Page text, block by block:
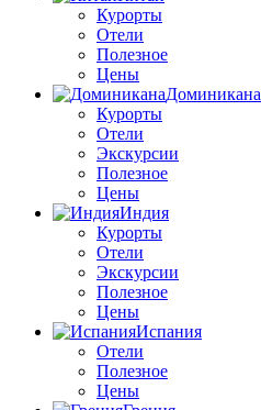
Курорты
Отели
Полезное
Цены
Доминикана
Курорты
Отели
Экскурсии
Полезное
Цены
Индия
Курорты
Отели
Экскурсии
Полезное
Цены
Испания
Отели
Полезное
Цены